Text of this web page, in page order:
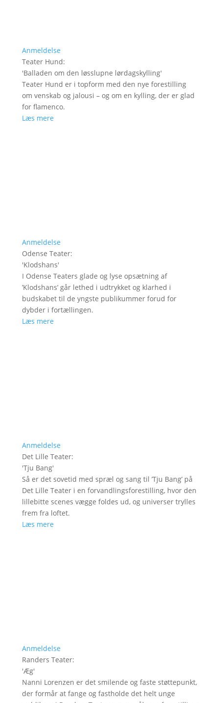
Anmeldelse
Teater Hund:
'Balladen om den løsslupne lørdagskylling'
Teater Hund er i topform med den nye forestilling
om venskab og jalousi – og om en kylling, der er glad
for flamenco.
Læs mere
Anmeldelse
Odense Teater:
'Klodshans'
I Odense Teaters glade og lyse opsætning af
’Klodshans’ går lethed i udtrykket og klarhed i
budskabet til de yngste publikummer forud for
dybder i fortællingen.
Læs mere
Anmeldelse
Det Lille Teater:
'Tju Bang'
Så er det sovetid med spræl og sang til ’Tju Bang’ på
Det Lille Teater i en forvandlingsforestilling, hvor den
lillebitte scenes vægge foldes ud, og universer trylles
frem fra loftet.
Læs mere
Anmeldelse
Randers Teater:
'Æg'
Nanni Lorenzen er det smilende og faste støttepunkt,
der formår at fange og fastholde det helt unge